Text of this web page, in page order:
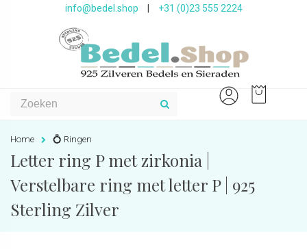
info@bedel.shop +31 (0)23 555 2224
Home 💍 Ringen
Letter ring P met zirkonia |
Verstelbare ring met letter P | 925
Sterling Zilver